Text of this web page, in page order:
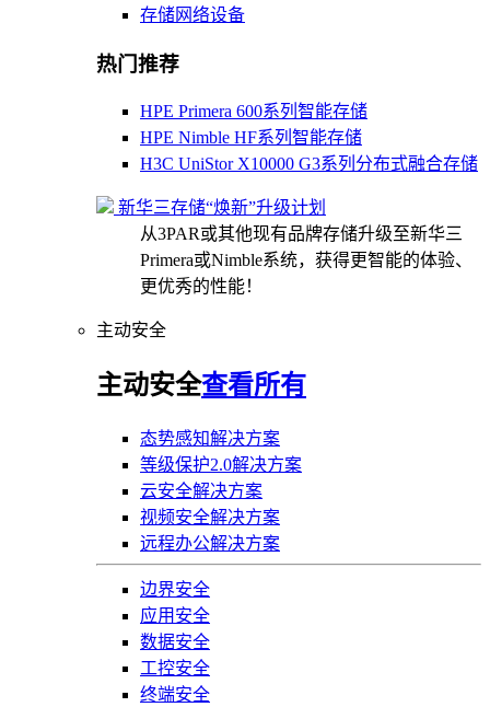
存储网络设备
热门推荐
HPE Primera 600系列智能存储
HPE Nimble HF系列智能存储
H3C UniStor X10000 G3系列分布式融合存储
新华三存储“焕新”升级计划
从3PAR或其他现有品牌存储升级至新华三
Primera或Nimble系统，获得更智能的体验、
更优秀的性能！
主动安全
主动安全查看所有
态势感知解决方案
等级保护2.0解决方案
云安全解决方案
视频安全解决方案
远程办公解决方案
边界安全
应用安全
数据安全
工控安全
终端安全